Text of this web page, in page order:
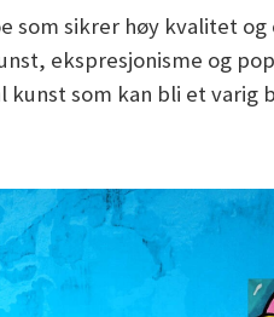
som sikrer høy kvalitet
ekspresjonisme og
som kan bli et varig